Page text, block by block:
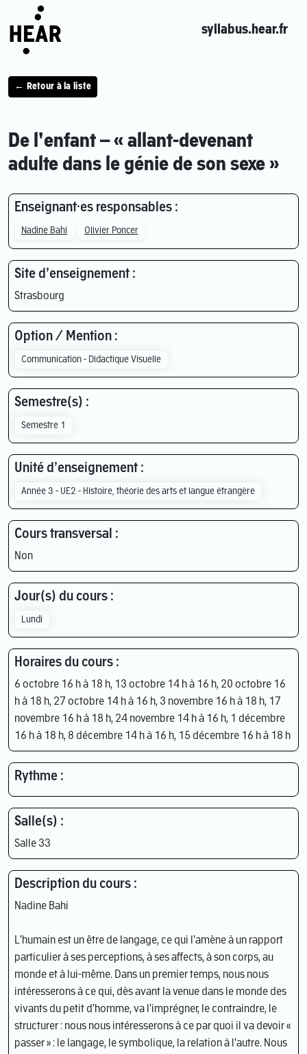
syllabus.hear.fr
← Retour à la liste
De l'enfant – « allant-devenant
adulte dans le génie de son sexe »
Enseignant·es responsables :
Nadine Bahi Olivier Poncer
Site d’enseignement :
Strasbourg
Option / Mention :
Communication - Didactique Visuelle
Semestre(s) :
Semestre 1
Unité d’enseignement :
Année 3 - UE2 - Histoire, théorie des arts et langue étrangère
Cours transversal :
Non
Jour(s) du cours :
Lundi
Horaires du cours :
6 octobre 16 h à 18 h, 13 octobre 14 h à 16 h, 20 octobre 16
h à 18 h, 27 octobre 14 h à 16 h, 3 novembre 16 h à 18 h, 17
novembre 16 h à 18 h, 24 novembre 14 h à 16 h, 1 décembre
16 h à 18 h, 8 décembre 14 h à 16 h, 15 décembre 16 h à 18 h
Rythme :
Salle(s) :
Salle 33
Description du cours :
Nadine Bahi
L'humain est un être de langage, ce qui l'amène à un rapport
particulier à ses perceptions, à ses affects, à son corps, au
monde et à lui-même. Dans un premier temps, nous nous
intéresserons à ce qui, dès avant la venue dans le monde des
vivants du petit d'homme, va l'imprégner, le contraindre, le
structurer : nous nous intéresserons à ce par quoi il va devoir «
passer » : le langage, le symbolique, la relation à l'autre. Nous